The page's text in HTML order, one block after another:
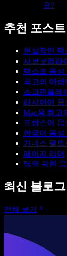
요?
추천 포스트
현실적인 텍
서브보컬라
텍스트 음성
최고의 아랍
스크린플레
러시아어 음
Mac용 최고
프랑스어 음
한국어 음성
기네스 팰트
페이지 리더
팀을 위한
최신 블로그
전체 보기